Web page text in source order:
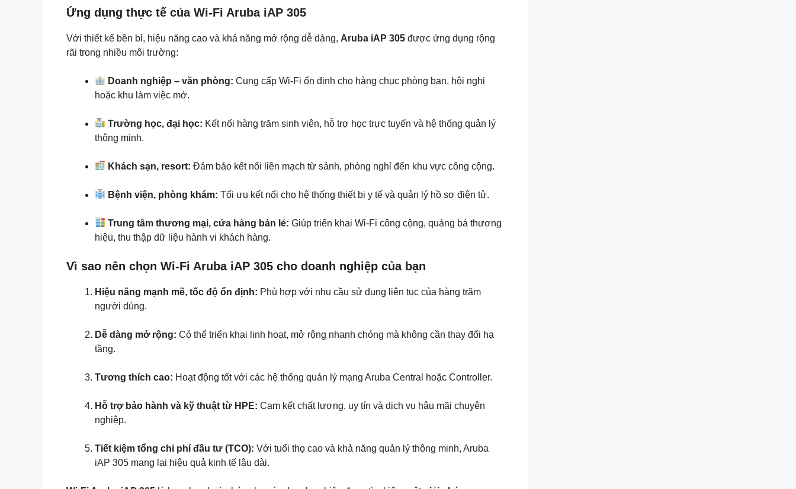
Ứng dụng thực tế của Wi-Fi Aruba iAP 305
Với thiết kế bền bỉ, hiệu năng cao và khả năng mở rộng dễ dàng, Aruba iAP 305 được ứng dụng rộng
rãi trong nhiều môi trường:
Doanh nghiệp – văn phòng: Cung cấp Wi-Fi ổn định cho hàng chục phòng ban, hội nghị
hoặc khu làm việc mở.
Trường học, đại học: Kết nối hàng trăm sinh viên, hỗ trợ học trực tuyến và hệ thống quản lý
thông minh.
Khách sạn, resort: Đảm bảo kết nối liền mạch từ sảnh, phòng nghỉ đến khu vực công cộng.
Bệnh viện, phòng khám: Tối ưu kết nối cho hệ thống thiết bị y tế và quản lý hồ sơ điện tử.
Trung tâm thương mại, cửa hàng bán lẻ: Giúp triển khai Wi-Fi công cộng, quảng bá thương
hiệu, thu thập dữ liệu hành vi khách hàng.
Vì sao nên chọn Wi-Fi Aruba iAP 305 cho doanh nghiệp của bạn
Hiệu năng mạnh mẽ, tốc độ ổn định: Phù hợp với nhu cầu sử dụng liên tục của hàng trăm
người dùng.
Dễ dàng mở rộng: Có thể triển khai linh hoạt, mở rộng nhanh chóng mà không cần thay đổi hạ
tầng.
Tương thích cao: Hoạt động tốt với các hệ thống quản lý mạng Aruba Central hoặc Controller.
Hỗ trợ bảo hành và kỹ thuật từ HPE: Cam kết chất lượng, uy tín và dịch vụ hậu mãi chuyên
nghiệp.
Tiết kiệm tổng chi phí đầu tư (TCO): Với tuổi thọ cao và khả năng quản lý thông minh, Aruba
iAP 305 mang lại hiệu quả kinh tế lâu dài.